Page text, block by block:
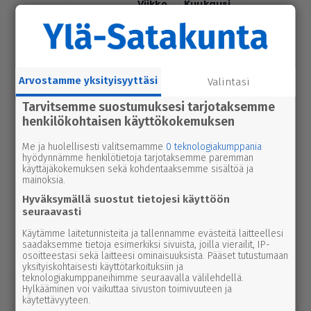
Tänään Viikko Kuukausi
urheilu7.8.2026 14.00
Janne Ojala näkee Parkanon ase­man­
tapah­tu­ma­kes­kuk­selle
uutinen8.8.2026 2.55
Syyttäjä ei nosta syytettä Parkanon
kal­ja­ko­hussa – luo­tet­ta­vaa kuvaa
tapah­tu­mien kulusta ei syntynyt
uutinen7.8.2026 3.00
Afrik­ka­lai­nen sikarutto tuli Kaakkois-
Suomeen – vil­li­si­ka­ha­vain­noista on
nyt syytä ilmoittaa myös täällä
uutinen8.8.2026 3.00
Pie­no­sak­kai­den yhteis­työtä tarvitaan
Arvostamme yksityisyyttäsi Valintasi
Tarvitsemme suostumuksesi tarjotaksemme
henkilökohtaisen käyttökokemuksen
Me ja huolellisesti valitsemamme 0 teknologiakumppania
hyödynnämme henkilötietoja tarjotaksemme paremman
käyttäjäkokemuksen sekä kohdentaaksemme sisältöä ja
mainoksia.
Hyväksymällä suostut tietojesi käyttöön
seuraavasti
Käytämme laitetunnisteita ja tallennamme evästeitä laitteellesi
saadaksemme tietoja esimerkiksi sivuista, joilla vierailit, IP-
osoitteestasi sekä laitteesi ominaisuuksista. Pääset tutustumaan
yksityiskohtaisesti käyttötarkoituksiin ja
teknologiakumppaneihimme seuraavalla välilehdellä.
Hylkääminen voi vaikuttaa sivuston toimivuuteen ja
käytettävyyteen.